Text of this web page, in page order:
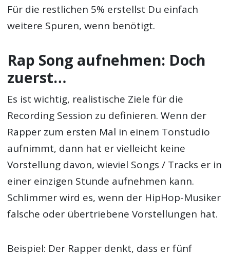
Für die restlichen 5% erstellst Du einfach
weitere Spuren, wenn benötigt.
Rap Song aufnehmen: Doch
zuerst…
Es ist wichtig, realistische Ziele für die
Recording Session zu definieren. Wenn der
Rapper zum ersten Mal in einem Tonstudio
aufnimmt, dann hat er vielleicht keine
Vorstellung davon, wieviel Songs / Tracks er in
einer einzigen Stunde aufnehmen kann.
Schlimmer wird es, wenn der HipHop-Musiker
falsche oder übertriebene Vorstellungen hat.
Beispiel: Der Rapper denkt, dass er fünf